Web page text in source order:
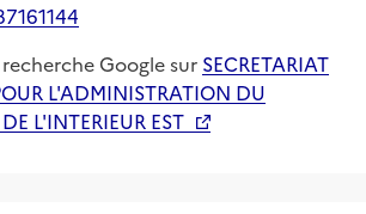
Google sur SECRETARIAT
L'ADMINISTRATION DU
L'INTERIEUR EST